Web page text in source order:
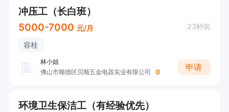
冲压工（长白班）
5000-7000 元/月 23秒前
容桂
林小姐
佛山市顺德区贝顺五金电器实业有限公司
申请
环境卫生保洁工（有经验优先）